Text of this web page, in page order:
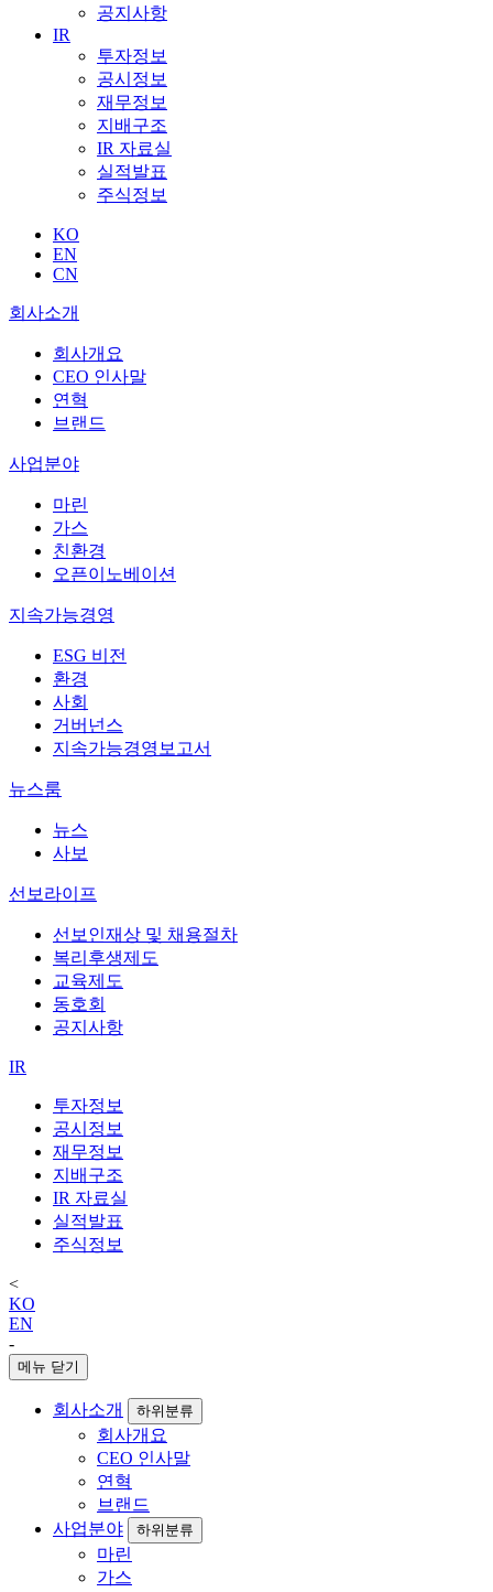
공지사항
IR
투자정보
공시정보
재무정보
지배구조
IR 자료실
실적발표
주식정보
KO
EN
CN
회사소개
회사개요
CEO 인사말
연혁
브랜드
사업분야
마린
가스
친환경
오픈이노베이션
지속가능경영
ESG 비전
환경
사회
거버넌스
지속가능경영보고서
뉴스룸
뉴스
사보
선보라이프
선보인재상 및 채용절차
복리후생제도
교육제도
동호회
공지사항
IR
투자정보
공시정보
재무정보
지배구조
IR 자료실
실적발표
주식정보
<
KO
EN
-
메뉴 닫기
회사소개 하위분류
회사개요
CEO 인사말
연혁
브랜드
사업분야
하위분류
마린
가스